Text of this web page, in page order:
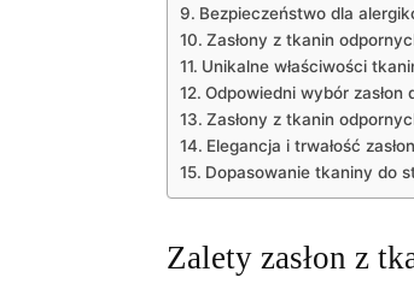
Bezpieczeństwo dla
Zasłony⁢ z tkanin
Unikalne właściwości
Odpowiedni ‍wybór
Zasłony z ‍tkanin
Elegancja‌ i trwałość
Dopasowanie tkaniny do
Zalety zasłon z